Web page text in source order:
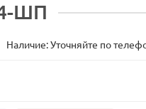
ШП
Наличие: Уточняйте по